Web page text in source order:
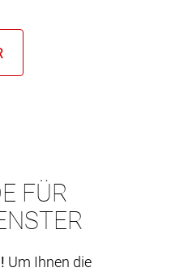
FÜR
Um Ihnen die